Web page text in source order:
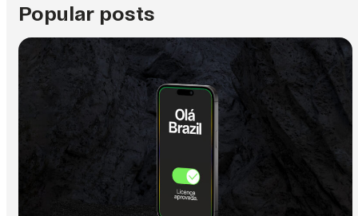
Popular posts